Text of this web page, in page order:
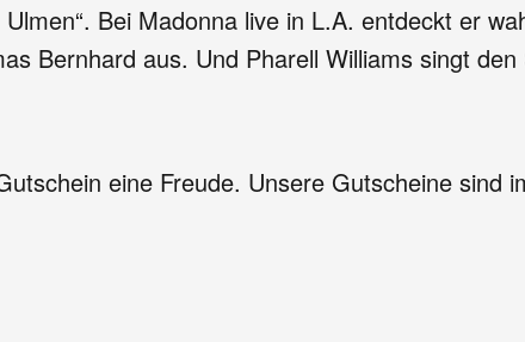
Bei Madonna live in L.A. entdeckt er
Bernhard aus. Und Pharell Williams singt
eine Freude. Unsere Gutscheine sind